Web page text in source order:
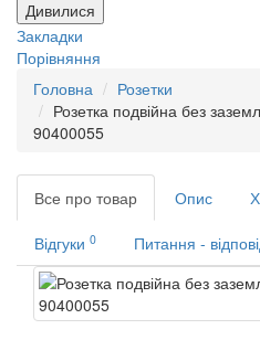
Дивилися
Закладки
Порівняння
Головна
Розетки
Розетка подвійна без
90400055
Все про товар Опис
Відгуки 0 Питання -